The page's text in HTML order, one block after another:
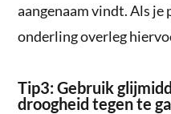
aangenaam vindt. Als
onderling overleg
Tip3: Gebruik
droogheid tegen te